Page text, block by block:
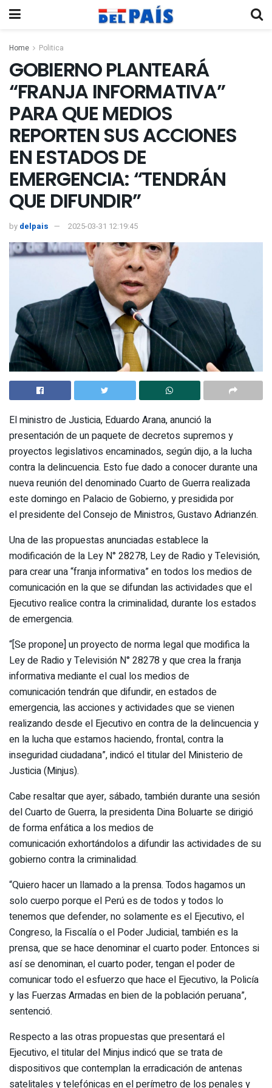
Home Politica
GOBIERNO PLANTEARÁ
“FRANJA INFORMATIVA”
PARA QUE MEDIOS
REPORTEN SUS ACCIONES
EN ESTADOS DE
EMERGENCIA: “TENDRÁN
QUE DIFUNDIR”
by delpais 2025-03-31 12:19:45
El ministro de Justicia, Eduardo Arana, anunció la
presentación de un paquete de decretos supremos y
proyectos legislativos encaminados, según dijo, a la lucha
contra la delincuencia. Esto fue dado a conocer durante una
nueva reunión del denominado Cuarto de Guerra realizada
este domingo en Palacio de Gobierno, y presidida por
el presidente del Consejo de Ministros, Gustavo Adrianzén.
Una de las propuestas anunciadas establece la
modificación de la Ley N° 28278, Ley de Radio y Televisión,
para crear una “franja informativa” en todos los medios de
comunicación en la que se difundan las actividades que el
Ejecutivo realice contra la criminalidad, durante los estados
de emergencia.
“[Se propone] un proyecto de norma legal que modifica la
Ley de Radio y Televisión N° 28278 y que crea la franja
informativa mediante el cual los medios de
comunicación tendrán que difundir, en estados de
emergencia, las acciones y actividades que se vienen
realizando desde el Ejecutivo en contra de la delincuencia y
en la lucha que estamos haciendo, frontal, contra la
inseguridad ciudadana”, indicó el titular del Ministerio de
Justicia (Minjus).
Cabe resaltar que ayer, sábado, también durante una sesión
del Cuarto de Guerra, la presidenta Dina Boluarte se dirigió
de forma enfática a los medios de
comunicación exhortándolos a difundir las actividades de su
gobierno contra la criminalidad.
“Quiero hacer un llamado a la prensa. Todos hagamos un
solo cuerpo porque el Perú es de todos y todos lo
tenemos que defender, no solamente es el Ejecutivo, el
Congreso, la Fiscalía o el Poder Judicial, también es la
prensa, que se hace denominar el cuarto poder. Entonces si
así se denominan, el cuarto poder, tengan el poder de
comunicar todo el esfuerzo que hace el Ejecutivo, la Policía
y las Fuerzas Armadas en bien de la población peruana”,
sentenció.
Respecto a las otras propuestas que presentará el
Ejecutivo, el titular del Minjus indicó que se trata de
dispositivos que contemplan la erradicación de antenas
satelitales y telefónicas en el perímetro de los penales y